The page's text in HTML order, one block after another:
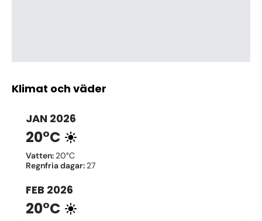
Klimat och väder
JAN 2026
20°C
Vatten: 20°C
Regnfria dagar: 27
FEB 2026
20°C